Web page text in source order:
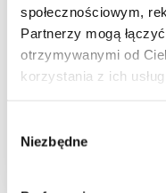
społecznościowym,
Partnerzy mogą
otrzymywanymi od
korzystania z ich usług.
zgody
Niezbędne